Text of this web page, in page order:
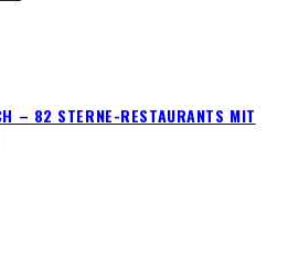
– 82 STERNE-RESTAURANTS MIT